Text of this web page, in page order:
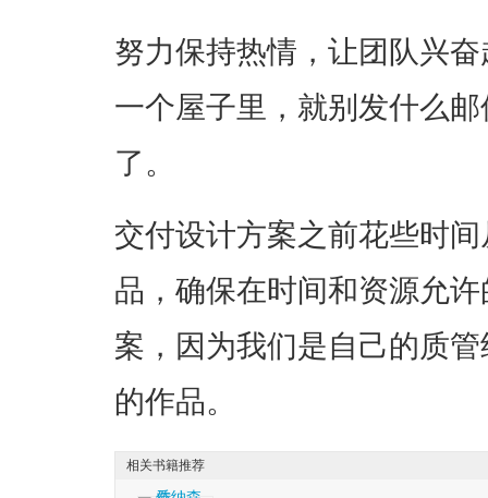
努力保持热情，让团队兴
一个屋子里，就别发什么
了。
交付设计方案之前花些时
品，确保在时间和资源允
案，因为我们是自己的质
的作品。
相关书籍推荐